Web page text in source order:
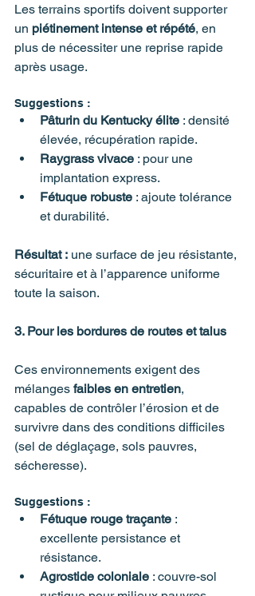
Les terrains sportifs doivent supporter
un piétinement intense et répété, en
plus de nécessiter une reprise rapide
après usage.
Suggestions :
Pâturin du Kentucky élite : densité
élevée, récupération rapide.
Raygrass vivace : pour une
implantation express.
Fétuque robuste : ajoute tolérance
et durabilité.
Résultat : une surface de jeu résistante,
sécuritaire et à l’apparence uniforme
toute la saison.
3. Pour les bordures de routes et talus
Ces environnements exigent des
mélanges faibles en entretien,
capables de contrôler l’érosion et de
survivre dans des conditions difficiles
(sel de déglaçage, sols pauvres,
sécheresse).
Suggestions :
Fétuque rouge traçante :
excellente persistance et
résistance.
Agrostide coloniale : couvre-sol